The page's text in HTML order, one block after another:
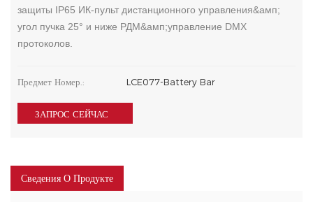
защиты IP65 ИК-пульт дистанционного управления&амп;
угол пучка 25° и ниже РДМ&амп;управление DMX
протоколов.
Предмет Номер.: LCE077-Battery Bar
ЗАПРОС СЕЙЧАС
Сведения О Продукте